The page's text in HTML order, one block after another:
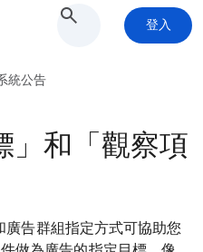
登入
統公告
」和「觀察項
告群組指定方式可協助您